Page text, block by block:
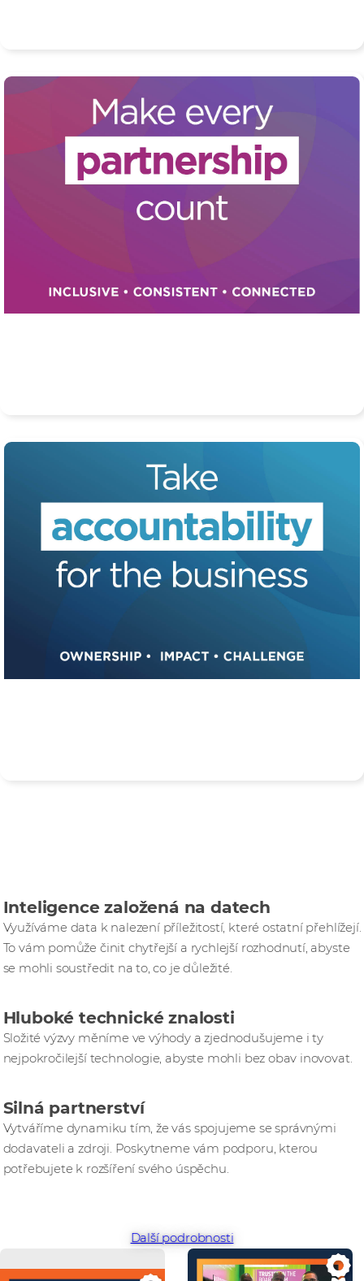
Inteligence založená na datech
Využíváme data k nalezení příležitostí, které ostatní přehlížejí.
To vám pomůže činit chytřejší a rychlejší rozhodnutí, abyste
se mohli soustředit na to, co je důležité.
Hluboké technické znalosti
Složité výzvy měníme ve výhody a zjednodušujeme i ty
nejpokročilejší technologie, abyste mohli bez obav inovovat.
Silná partnerství
Vytváříme dynamiku tím, že vás spojujeme se správnými
dodavateli a zdroji. Poskytneme vám podporu, kterou
potřebujete k rozšíření svého úspěchu.
Další podrobnosti